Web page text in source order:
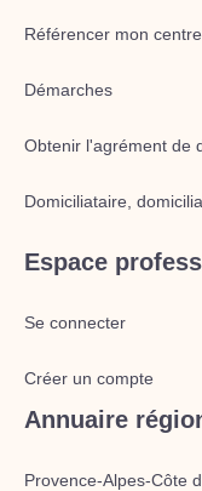
Référencer mon centre
Démarches
Obtenir l'agrément de
Domiciliataire,
Espace
Se connecter
Créer un compte
Annuaire
Provence-Alpes-Côte